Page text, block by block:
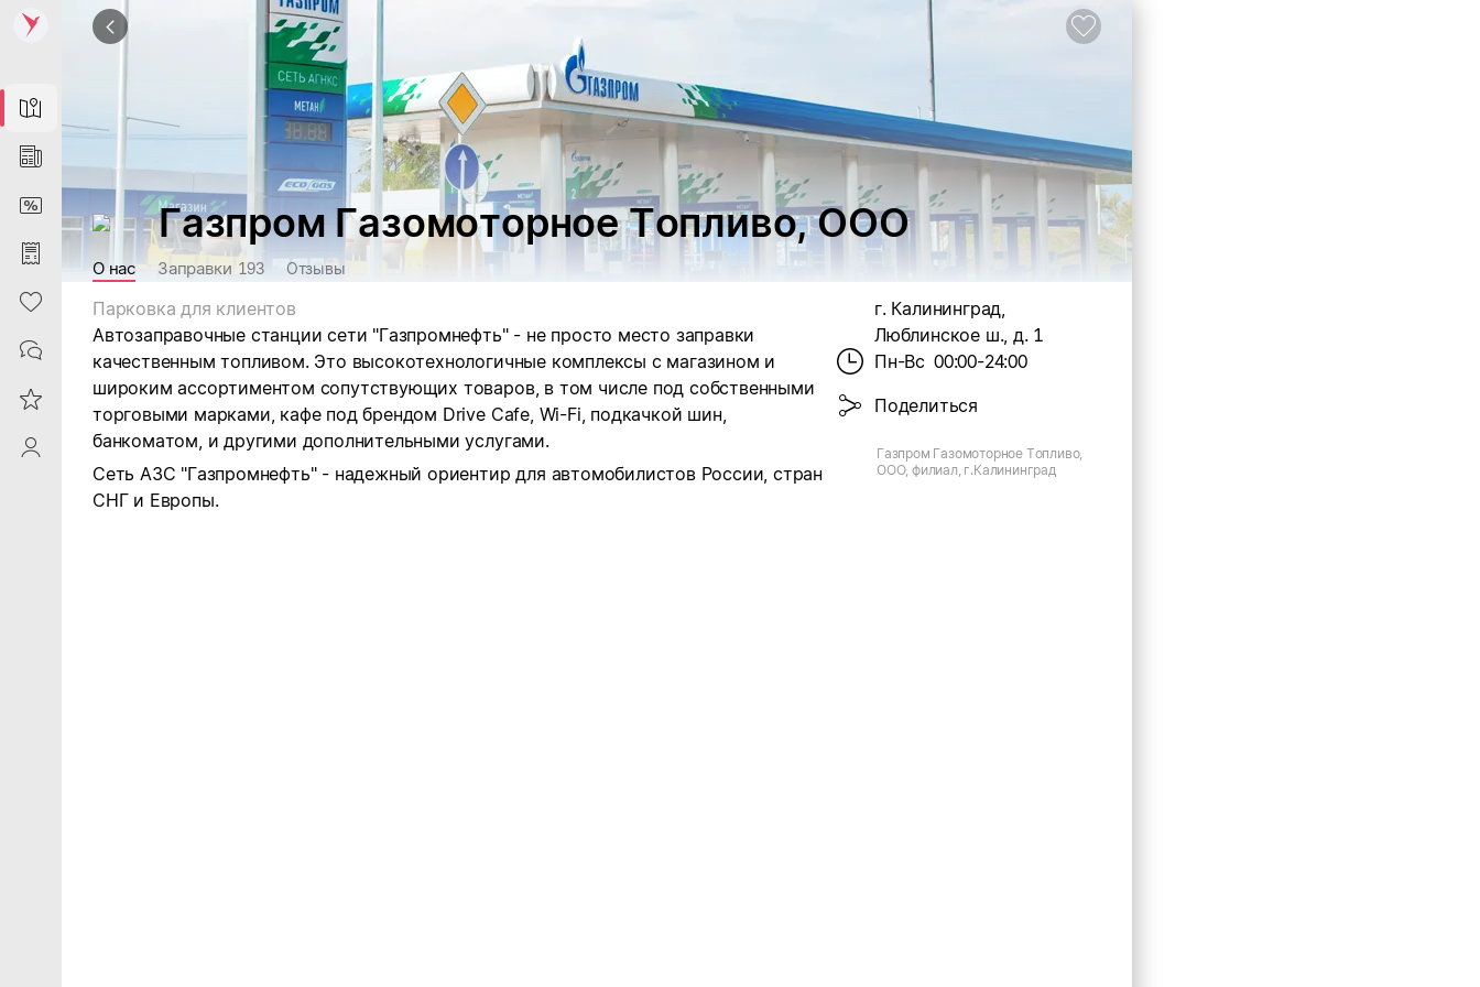
Map
News
DiscountCard
Purchases
Heart
Contacts
Reviews
ProfileSaby
Газпром Газомоторное Топливо, ООО
О нас Заправки 193 Отзывы
Парковка для клиентов
Автозаправочные станции сети "Газпромнефть" - не просто место заправки
качественным топливом. Это высокотехнологичные комплексы с магазином и
широким ассортиментом сопутствующих товаров, в том числе под собственными
торговыми марками, кафе под брендом Drive Cafe, Wi-Fi, подкачкой шин,
банкоматом, и другими дополнительными услугами.
Сеть АЗС "Газпромнефть" - надежный ориентир для автомобилистов России, стран
СНГ и Европы.
г. Калининград,
Люблинское ш., д. 1
Пн-Вс 00:00-24:00
Поделиться
Газпром Газомоторное Топливо,
ООО, филиал, г.Калининград